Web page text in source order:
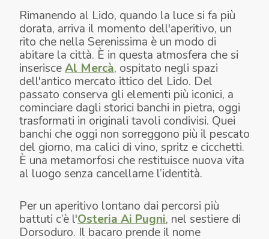
Rimanendo al Lido, quando la luce si fa più
dorata, arriva il momento dell'aperitivo, un
rito che nella Serenissima è un modo di
abitare la città. È in questa atmosfera che si
inserisceAl Mercà, ospitato negli spazi
dell'antico mercato ittico del Lido. Del
passato conserva gli elementi più iconici, a
cominciare dagli storici banchi in pietra, oggi
trasformati in originali tavoli condivisi. Quei
banchi che oggi non sorreggono più il pescato
del giorno, ma calici di vino, spritz e cicchetti.
È una metamorfosi che restituisce nuova vita
al luogo senza cancellarne l’identità.
Per un aperitivo lontano dai percorsi più
battuti c’è l'Osteria Ai Pugni, nel sestiere di
Dorsoduro. Il bacaro prende il nome